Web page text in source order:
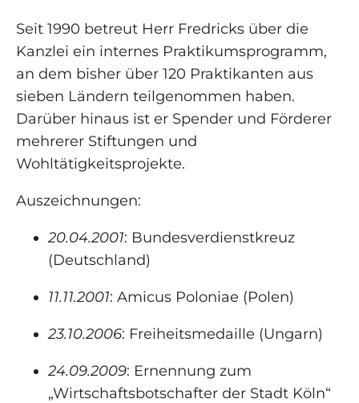
Seit 1990 betreut Herr Fredricks über die
Kanzlei ein internes Praktikumsprogramm,
an dem bisher über 120 Praktikanten aus
sieben Ländern teilgenommen haben.
Darüber hinaus ist er Spender und Förderer
mehrerer Stiftungen und
Wohltätigkeitsprojekte.
Auszeichnungen:
20.04.2001: Bundesverdienstkreuz
(Deutschland)
11.11.2001: Amicus Poloniae (Polen)
23.10.2006: Freiheitsmedaille (Ungarn)
24.09.2009: Ernennung zum
„Wirtschaftsbotschafter der Stadt Köln“